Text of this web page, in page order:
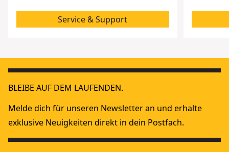
Service & Support
BLEIBE AUF DEM LAUFENDEN.
Melde dich für unseren Newsletter an und erhalte
exklusive Neuigkeiten direkt in dein Postfach.